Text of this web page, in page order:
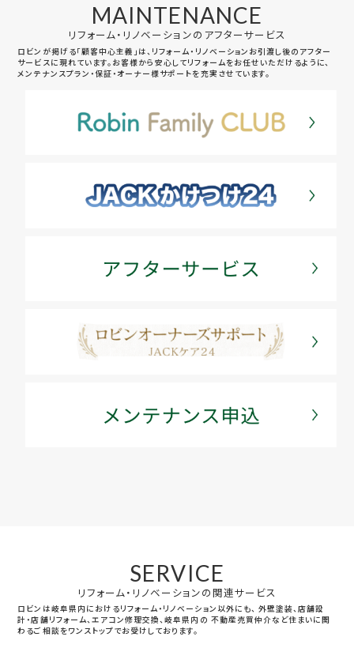
MAINTENANCE
リフォーム・リノベーションのアフターサービス
ロビンが掲げる「顧客中心主義」は、リフォーム・リノベーションお引渡し後のアフター
サービスに現れています。お客様から安心してリフォームをお任せいただけるように、
メンテナンスプラン・保証・オーナー様サポートを充実させています。
SERVICE
リフォーム・リノベーションの関連サービス
ロビンは岐阜県内におけるリフォーム・リノベーション以外にも、 外壁塗装、店舗設
計・店舗リフォーム、エアコン修理交換、岐阜県内の 不動産売買仲介など住まいに関
わるご相談をワンストップでお受けしております。